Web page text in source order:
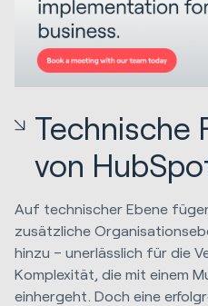
Technische
von
Auf technischer Ebene
zusätzliche
hinzu – unerlässlich für die
Komplexität, die mit einem
einhergeht. Doch eine